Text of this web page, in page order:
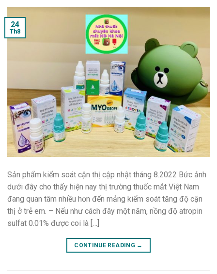
24
Th8
Sản phẩm kiểm soát cận thị cập nhật tháng 8.2022 Bức ảnh
dưới đây cho thấy hiện nay thị trường thuốc mắt Việt Nam
đang quan tâm nhiều hơn đến mảng kiểm soát tăng độ cận
thị ở trẻ em. – Nếu như cách đây một năm, nồng độ atropin
sulfat 0.01% được coi là […]
CONTINUE READING →